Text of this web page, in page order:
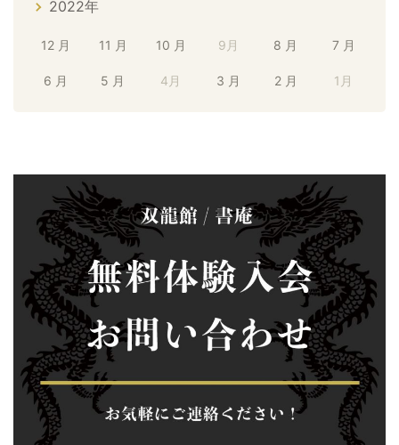
2022年
12 月 11 月 10 月 9月 8 月 7 月
6 月 5 月 4月 3 月 2 月 1月